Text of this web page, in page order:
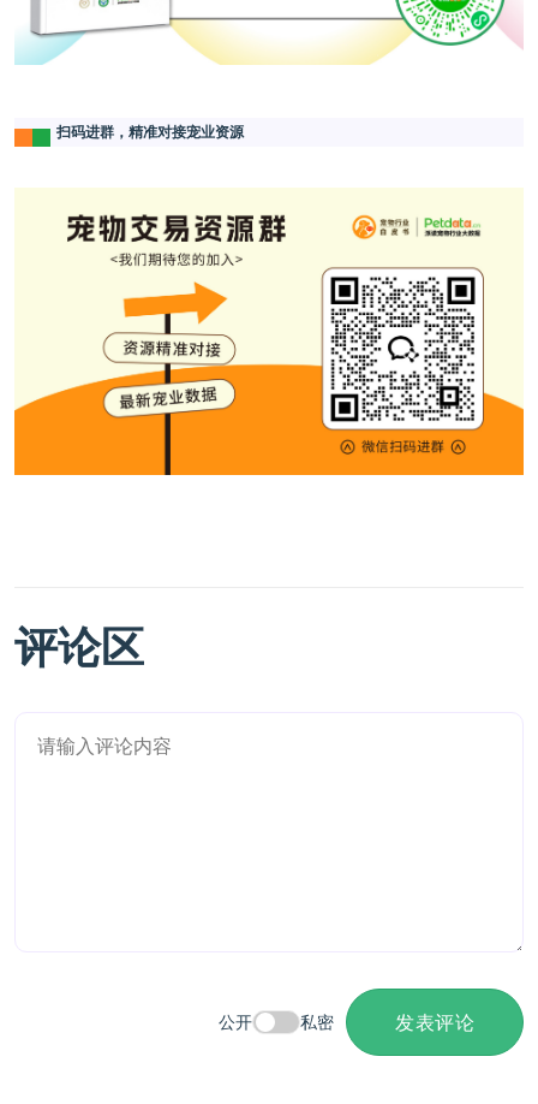
扫码进群，精准对接宠业资源
评论区
公开 私密 发表评论